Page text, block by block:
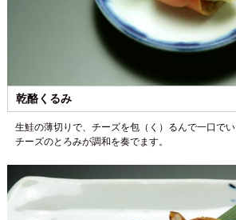
乾酪くるみ
生鮭の薄切りで、チーズを包（く）るんで一口で
チーズのとろみが調和を奏でます。